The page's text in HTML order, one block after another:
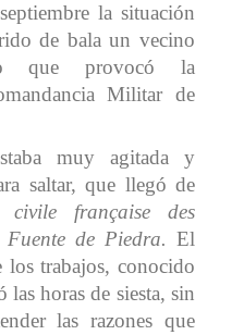
la situación
de bala un vecino
que provocó la
Militar de
muy agitada y
saltar, que llegó de
civile française des
de Piedra. El
los trabajos, conocido
horas de siesta, sin
las razones que